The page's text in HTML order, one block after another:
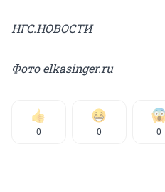
НГС.НОВОСТИ
Фото elkasinger.ru
0 0 0